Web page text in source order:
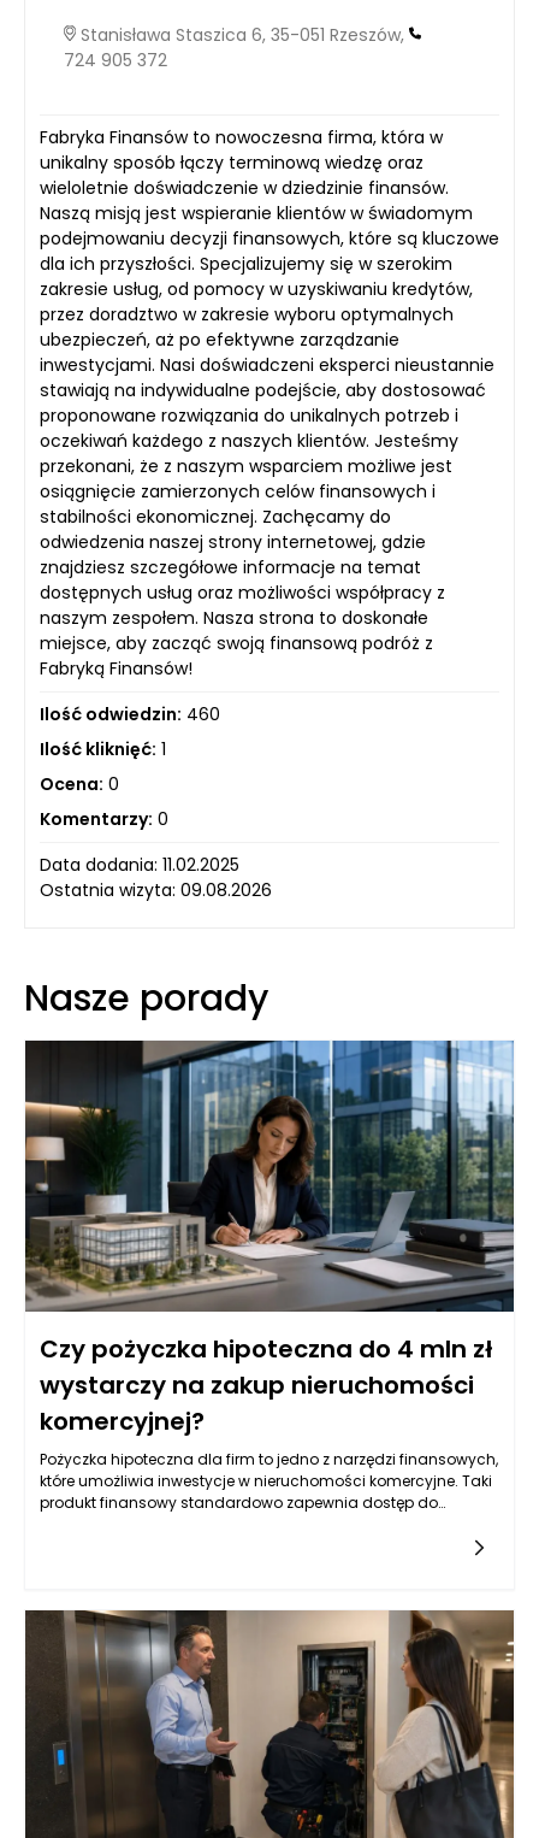
Stanisława Staszica 6, 35-051 Rzeszów,
724 905 372
Fabryka Finansów to nowoczesna firma, która w
unikalny sposób łączy terminową wiedzę oraz
wieloletnie doświadczenie w dziedzinie finansów.
Naszą misją jest wspieranie klientów w świadomym
podejmowaniu decyzji finansowych, które są kluczowe
dla ich przyszłości. Specjalizujemy się w szerokim
zakresie usług, od pomocy w uzyskiwaniu kredytów,
przez doradztwo w zakresie wyboru optymalnych
ubezpieczeń, aż po efektywne zarządzanie
inwestycjami. Nasi doświadczeni eksperci nieustannie
stawiają na indywidualne podejście, aby dostosować
proponowane rozwiązania do unikalnych potrzeb i
oczekiwań każdego z naszych klientów. Jesteśmy
przekonani, że z naszym wsparciem możliwe jest
osiągnięcie zamierzonych celów finansowych i
stabilności ekonomicznej. Zachęcamy do
odwiedzenia naszej strony internetowej, gdzie
znajdziesz szczegółowe informacje na temat
dostępnych usług oraz możliwości współpracy z
naszym zespołem. Nasza strona to doskonałe
miejsce, aby zacząć swoją finansową podróż z
Fabryką Finansów!
Ilość odwiedzin: 460
Ilość kliknięć: 1
Ocena: 0
Komentarzy: 0
Data dodania: 11.02.2025
Ostatnia wizyta: 09.08.2026
Nasze porady
Czy pożyczka hipoteczna do 4 mln zł
wystarczy na zakup nieruchomości
komercyjnej?
Pożyczka hipoteczna dla firm to jedno z narzędzi finansowych,
które umożliwia inwestycje w nieruchomości komercyjne. Taki
produkt finansowy standardowo zapewnia dostęp do
komercyjnych. Na rynku istnieje wiele różnych ofert, które mogą
różnić się pod względem oprocentowania, okresu spłaty oraz
wymaganych zabezpieczeń. Kluczowym aspektem dla firm
jest również analiza warunków umowy oraz kosztów
dodatkowych związanych z pozyskiwaniem takiego
finansowania. Przed podjęciem decyzji o wyborze
odpowiedniej pożyczki hipotecznej, warto przeanalizować
wszystkie dostępne opcje i zrozumieć, jakie obowiązki i
zobowiązania będą się wiązać z zaciągnięciem takiego